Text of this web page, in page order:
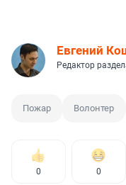
Евгений
Редактор
Пожар Волонтер
0 0